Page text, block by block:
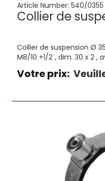
Article Number: 540/0355
Collier de
Collier de suspension Ø
M8/10 +1/2¨, dim. 30 x 2 ,
Votre prix: